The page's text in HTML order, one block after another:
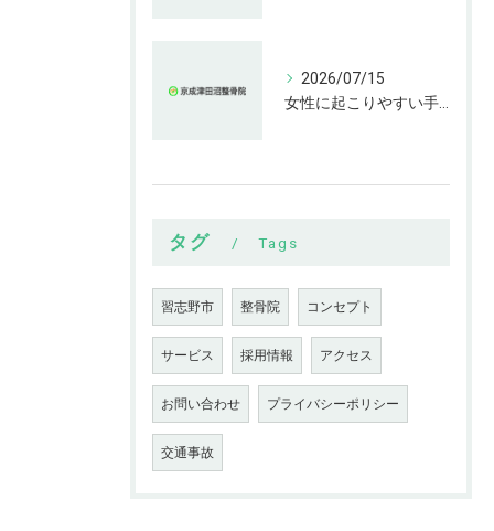
2026/07/15
タグ Tags
習志野市 整骨院 コンセプト
サービス 採用情報 アクセス
お問い合わせ プライバシーポリシー
交通事故